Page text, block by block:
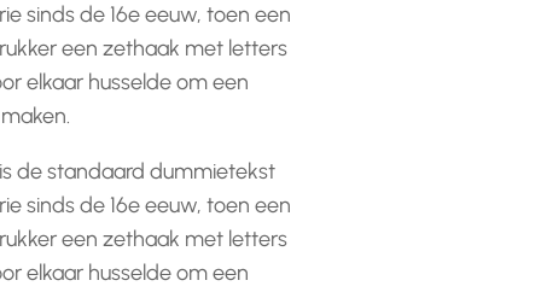
sinds de 16e eeuw, toen een
een zethaak met letters
elkaar husselde om een
de standaard dummietekst
sinds de 16e eeuw, toen een
een zethaak met letters
elkaar husselde om een